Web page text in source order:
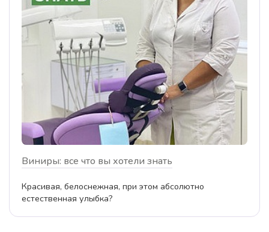
Виниры: все что вы хотели знать
Красивая, белоснежная, при этом абсолютно
естественная улыбка?